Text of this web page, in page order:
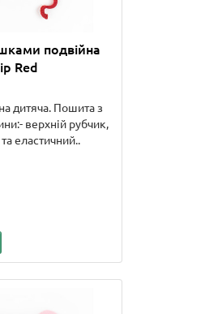
подвійна
Red
дитяча. Пошита з
верхній рубчик,
еластичний..